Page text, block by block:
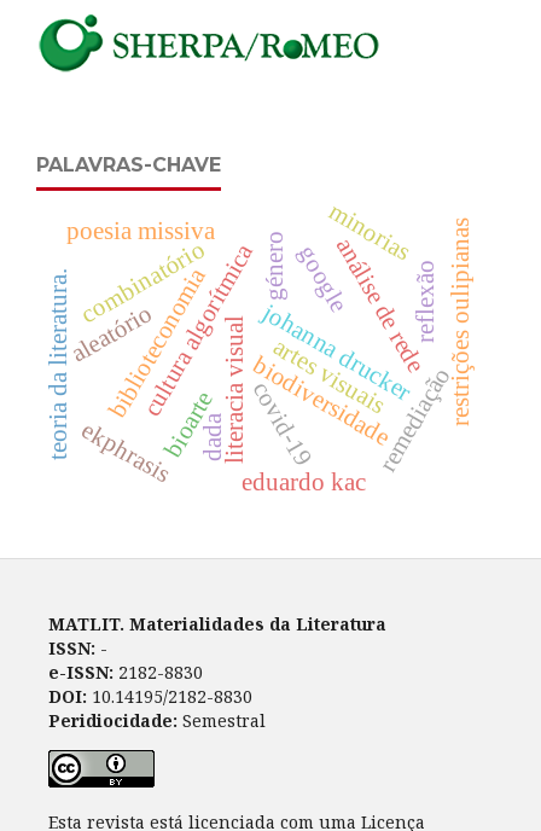
PALAVRAS-CHAVE
biodiversidade
bioarte
combinatório
remediação
google
cultura algorítmica
literacia visual
biblioteconomia johanna drucker
eduardo kac
aleatório análise de rede
reflexão
género
poesia missiva
dada covid-19
artes visuais
ekphrasis
minorias
teoria da literatura. restrições oulipianas
MATLIT. Materialidades da Literatura
ISSN: -
e-ISSN: 2182-8830
DOI: 10.14195/2182-8830
Peridiocidade: Semestral
Esta revista está licenciada com uma Licença